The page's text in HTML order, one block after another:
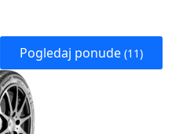
Pogledaj ponude (11)